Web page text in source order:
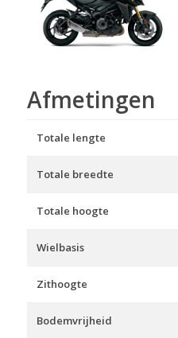
Afmetingen
Totale lengte
Totale breedte
Totale hoogte
Wielbasis
Zithoogte
Bodemvrijheid